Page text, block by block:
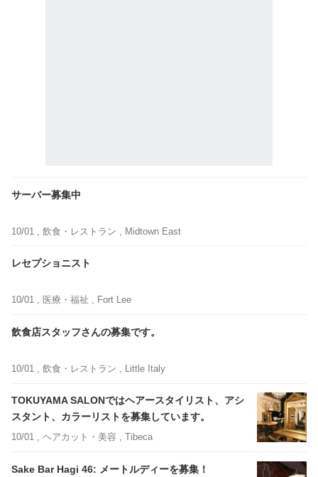
サーバー募集中
10/01 , 飲食・レストラン , Midtown East
レセプショニスト
10/01 , 医療・福祉 , Fort Lee
飲食店スタッフさんの募集です。
10/01 , 飲食・レストラン , Little Italy
TOKUYAMA SALONではヘアースタイリスト、アシ
スタント、カラーリストを募集しています。
10/01 , ヘアカット・美容 , Tibeca
Sake Bar Hagi 46: メートルディーを募集！